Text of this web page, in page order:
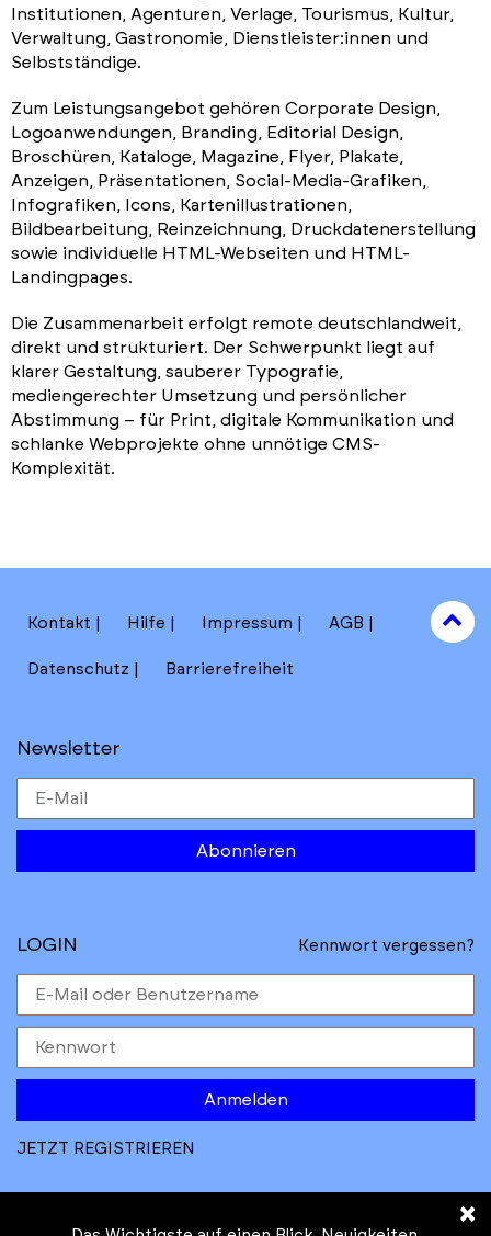
Institutionen, Agenturen, Verlage, Tourismus, Kultur,
Verwaltung, Gastronomie, Dienstleister:innen und
Selbstständige.
Zum Leistungsangebot gehören Corporate Design,
Logoanwendungen, Branding, Editorial Design,
Broschüren, Kataloge, Magazine, Flyer, Plakate,
Anzeigen, Präsentationen, Social-Media-Grafiken,
Infografiken, Icons, Kartenillustrationen,
Bildbearbeitung, Reinzeichnung, Druckdatenerstellung
sowie individuelle HTML-Webseiten und HTML-
Landingpages.
Die Zusammenarbeit erfolgt remote deutschlandweit,
direkt und strukturiert. Der Schwerpunkt liegt auf
klarer Gestaltung, sauberer Typografie,
mediengerechter Umsetzung und persönlicher
Abstimmung – für Print, digitale Kommunikation und
schlanke Webprojekte ohne unnötige CMS-
Komplexität.
Kontakt Hilfe Impressum AGB
Datenschutz Barrierefreiheit
Newsletter
Abonnieren
to
top
LOGIN Kennwort vergessen?
Anmelden
JETZT REGISTRIEREN
×